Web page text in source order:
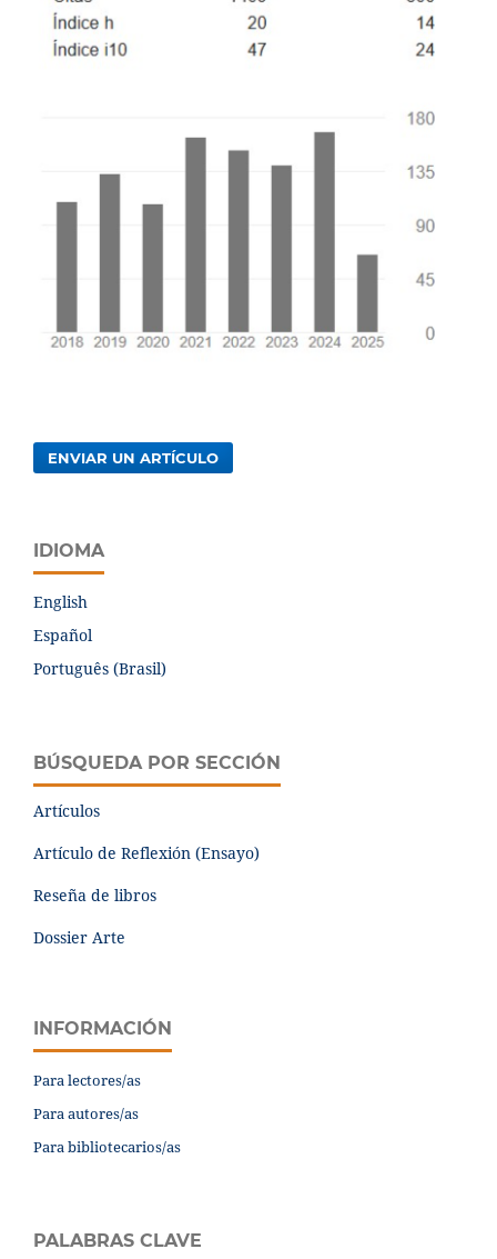
ENVIAR UN ARTÍCULO
IDIOMA
English
Español
Português (Brasil)
BÚSQUEDA POR SECCIÓN
Artículos
Artículo de Reflexión (Ensayo)
Reseña de libros
Dossier Arte
INFORMACIÓN
Para lectores/as
Para autores/as
Para bibliotecarios/as
PALABRAS CLAVE